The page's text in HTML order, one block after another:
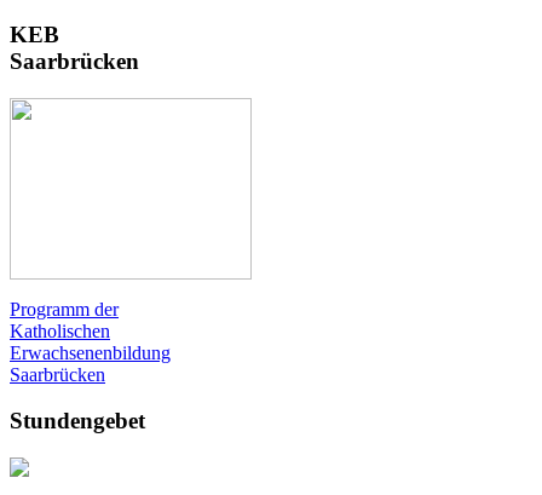
KEB
Saarbrücken
Programm der
Katholischen
Erwachsenenbildung
Saarbrücken
Stundengebet